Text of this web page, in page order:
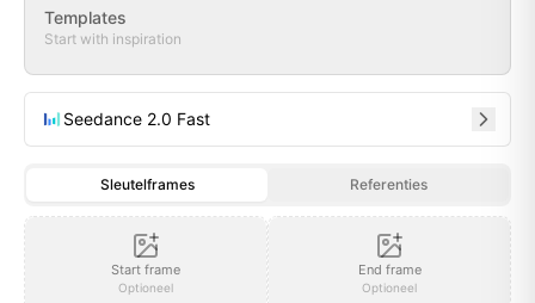
Templates
Start with inspiration
Seedance 2.0 Fast
Sleutelframes Referenties
Start frame
Optioneel
End frame
Optioneel